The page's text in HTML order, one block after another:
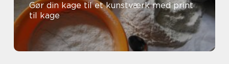
Gør din kage til et kunstværk med print
til kage